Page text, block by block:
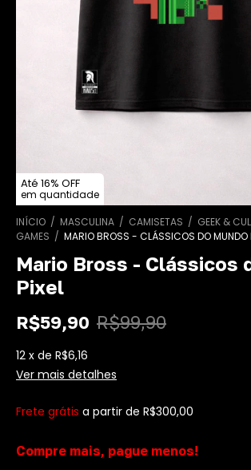
Até 16% OFF
em quantidade
INÍCIO / MASCULINA / CAMISETAS / GEEK &
GAMES / MARIO BROSS - CLÁSSICOS DO MUNDO
Mario Bross - Clássicos
Pixel
R$59,90 R$99,90
12 x de R$6,16
Ver mais detalhes
Frete grátis a partir de R$300,00
Compre mais, pague menos!